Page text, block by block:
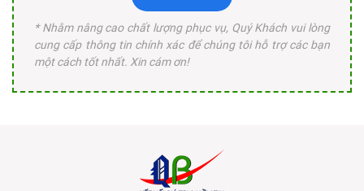
* Nhằm nâng cao chất lượng phục vụ, Quý Khách vui lòng
cung cấp thông tin chính xác để chúng tôi hỗ trợ các bạn
một cách tốt nhất. Xin cám ơn!